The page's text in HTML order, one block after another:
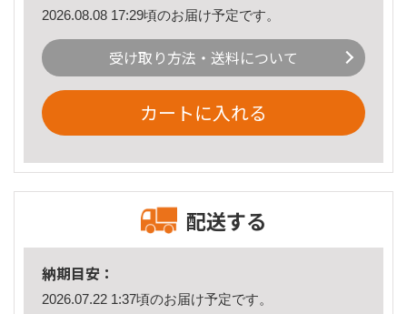
2026.08.08 17:29頃のお届け予定です。
受け取り方法・送料について
カートに入れる
配送する
納期目安：
2026.07.22 1:37頃のお届け予定です。